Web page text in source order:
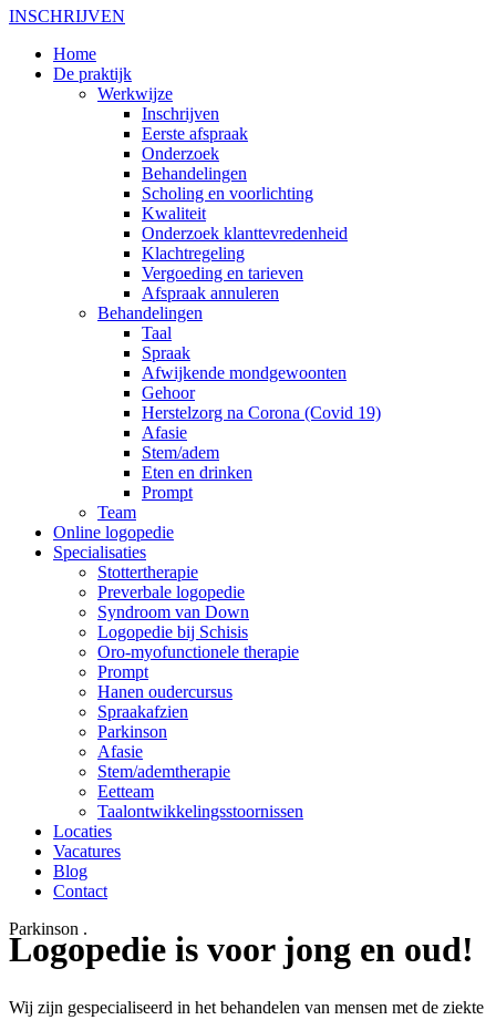
INSCHRIJVEN
Home
De praktijk
Werkwijze
Inschrijven
Eerste afspraak
Onderzoek
Behandelingen
Scholing en voorlichting
Kwaliteit
Onderzoek klanttevredenheid
Klachtregeling
Vergoeding en tarieven
Afspraak annuleren
Behandelingen
Taal
Spraak
Afwijkende mondgewoonten
Gehoor
Herstelzorg na Corona (Covid 19)
Afasie
Stem/adem
Eten en drinken
Prompt
Team
Online logopedie
Specialisaties
Stottertherapie
Preverbale logopedie
Syndroom van Down
Logopedie bij Schisis
Oro-myofunctionele therapie
Prompt
Hanen oudercursus
Spraakafzien
Parkinson
Afasie
Stem/ademtherapie
Eetteam
Taalontwikkelingsstoornissen
Locaties
Vacatures
Blog
Contact
Parkinson .
Logopedie is voor jong en oud!
Wij zijn gespecialiseerd in het behandelen van mensen met de ziekte